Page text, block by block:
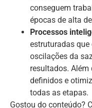
conseguem
épocas de alta
Processos
estruturadas
oscilações da
resultados. Além
definidos e
todas as etapas.
Gostou do conteúdo?